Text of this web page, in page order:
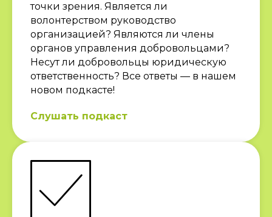
точки зрения. Является ли
волонтерством руководство
организацией? Являются ли члены
органов управления добровольцами?
Несут ли добровольцы юридическую
ответственность? Все ответы — в нашем
новом подкасте!
Слушать подкаст
Ждем вас также на
индивидуальные
бесплатные
консультации